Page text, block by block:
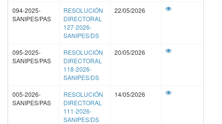
094-2025-
SANIPES/PAS
RESOLUCIÓN
DIRECTORAL
127-2026-
SANIPES/DS
22/05/2026
095-2025-
SANIPES/PAS
RESOLUCIÓN
DIRECTORAL
118-2026-
SANIPES/DS
20/05/2026
005-2026-
SANIPES/PAS
RESOLUCIÓN
DIRECTORAL
111-2026-
SANIPES/DS
14/05/2026